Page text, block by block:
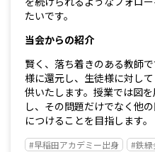
たいです。
当会からの紹介
賢く、落ち着きのある教師
様に還元し、生徒様に対し
供いたします。授業では図
し、その問題だけでなく他
につけることを目指します。
#早稲田アカデミー出身 #鉄緑